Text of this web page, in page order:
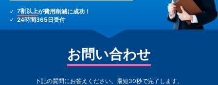
7割以上が費用削減に成功！
24時間365日受付
お問い合わせ
下記の質問にお答えください。最短30秒で完了します。